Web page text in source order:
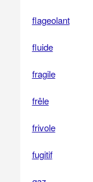
flageolant
fluide
fragile
frêle
frivole
fugitif